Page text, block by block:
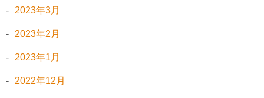
2023年3月
2023年2月
2023年1月
2022年12月